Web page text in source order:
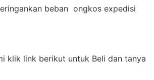
beban ongkos expedisi
klik link berikut untuk Beli dan tanya